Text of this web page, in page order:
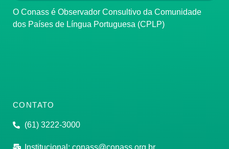
O Conass é Observador Consultivo da Comunidade
dos Países de Língua Portuguesa (CPLP)
CONTATO
(61) 3222-3000